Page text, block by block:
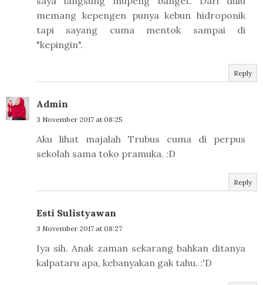
memang kepengen punya kebun hidroponik
tapi sayang cuma mentok sampai di
"kepingin".
Reply
Admin
3 November 2017 at 08:25
Aku lihat majalah Trubus cuma di perpus
sekolah sama toko pramuka. :D
Reply
Esti Sulistyawan
3 November 2017 at 08:27
Iya sih. Anak zaman sekarang bahkan ditanya
kalpataru apa, kebanyakan gak tahu. :'D